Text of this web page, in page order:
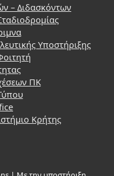
– Διδασκόντων
Υποστήριξης
ΠΚ
Κρήτης